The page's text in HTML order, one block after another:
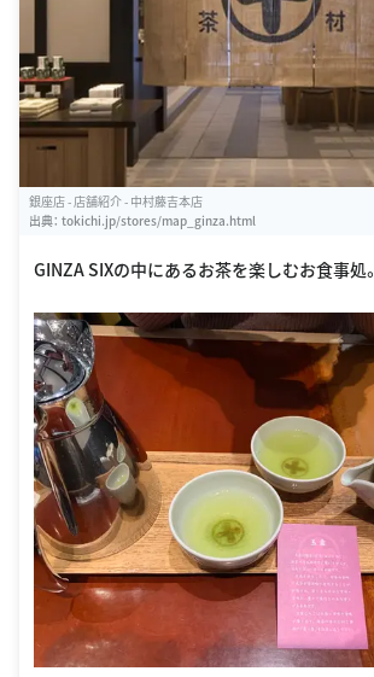
銀座店 - 店舗紹介 - 中村藤吉本店
出典： tokichi.jp/stores/map_ginza.html
GINZA SIXの中にあるお茶を楽しむお食事処。